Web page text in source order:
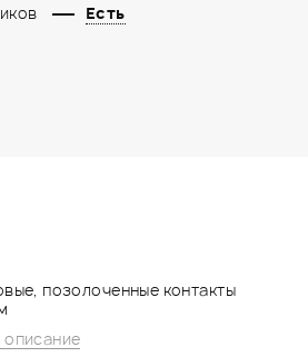
позолоченные контакты
Есть